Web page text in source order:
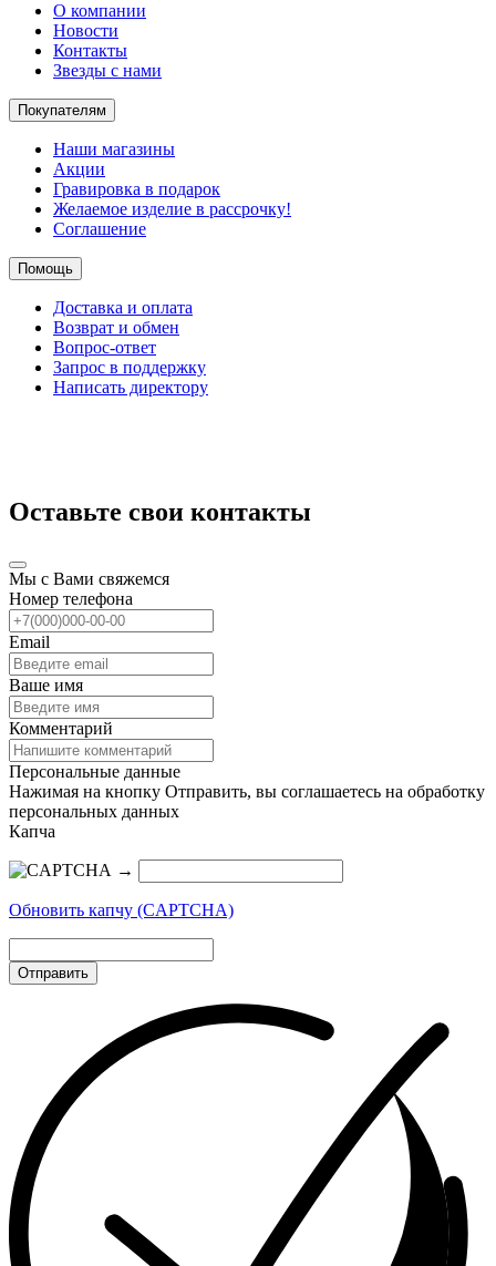
О компании
Новости
Контакты
Звезды с нами
Покупателям
Наши магазины
Акции
Гравировка в подарок
Желаемое изделие в рассрочку!
Соглашение
Помощь
Доставка и оплата
Возврат и обмен
Вопрос-ответ
Запрос в поддержку
Написать директору
Оставьте свои контакты
Мы с Вами свяжемся
Номер телефона
Email
Ваше имя
Комментарий
Персональные данные
Нажимая на кнопку Отправить, вы соглашаетесь на обработку
персональных данных
Капча
→
Обновить капчу (CAPTCHA)
Отправить